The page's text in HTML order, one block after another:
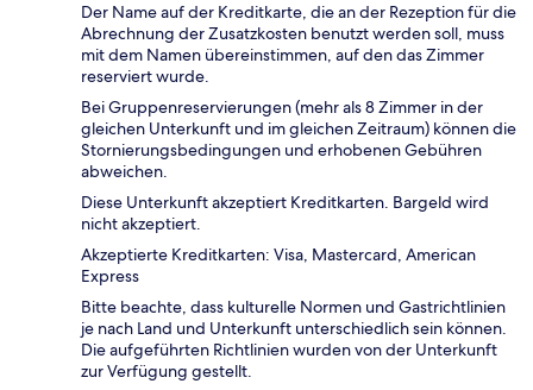
Der Name auf der Kreditkarte, die an der Rezeption für die
Abrechnung der Zusatzkosten benutzt werden soll, muss
mit dem Namen übereinstimmen, auf den das Zimmer
reserviert wurde.
Bei Gruppenreservierungen (mehr als 8 Zimmer in der
gleichen Unterkunft und im gleichen Zeitraum) können die
Stornierungsbedingungen und erhobenen Gebühren
abweichen.
Diese Unterkunft akzeptiert Kreditkarten. Bargeld wird
nicht akzeptiert.
Akzeptierte Kreditkarten: Visa, Mastercard, American
Express
Bitte beachte, dass kulturelle Normen und Gastrichtlinien
je nach Land und Unterkunft unterschiedlich sein können.
Die aufgeführten Richtlinien wurden von der Unterkunft
zur Verfügung gestellt.